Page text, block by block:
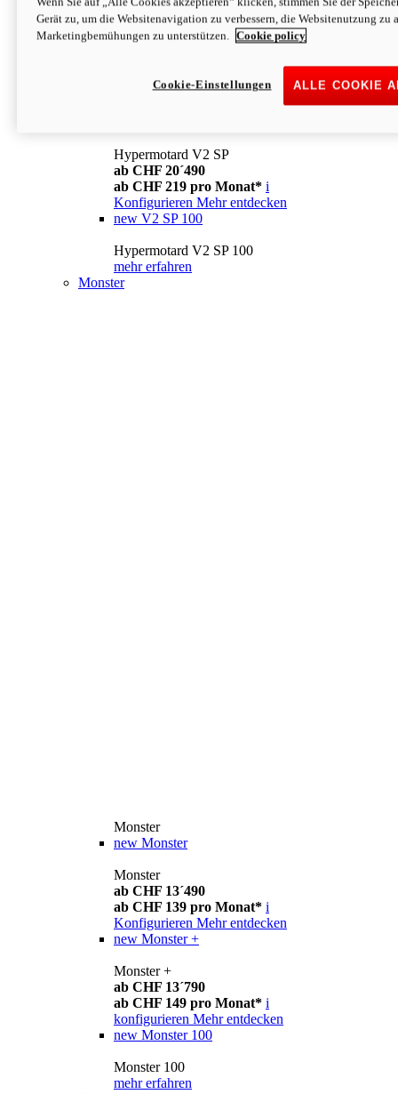
Konfigurieren Mehr entdecken
newV2
ab CHF 169 pro Monat* i
Mehr entdecken
Hypermotard V2 SP
ab CHF 20´490
ab CHF 219 pro Monat* i
Konfigurieren Mehr entdecken
new V2 SP 100
Hypermotard V2 SP 100
mehr erfahren
Monster
Monster
new Monster
Monster
ab CHF 13´490
ab CHF 139 pro Monat* i
Konfigurieren Mehr entdecken
new Monster +
Monster +
ab CHF 13´790
ab CHF 149 pro Monat* i
konfigurieren Mehr entdecken
new Monster 100
Monster 100
mehr erfahren
Gerät zu, um die Websitenavigation zu verbessern, die Websitenutzung zu
Marketingbemühungen zu unterstützen.
Cookie policy
ALLE COOKIE
Cookie-Einstellungen